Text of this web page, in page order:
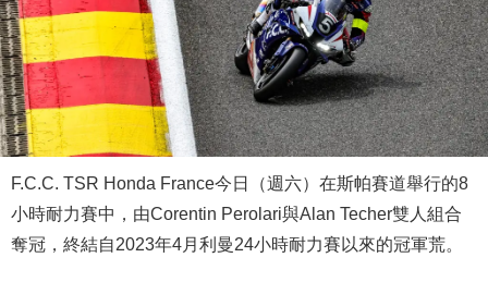
F.C.C. TSR Honda France今日（週六）在斯帕賽道舉行的8
小時耐力賽中，由Corentin Perolari與Alan Techer雙人組合
奪冠，終結自2023年4月利曼24小時耐力賽以來的冠軍荒。